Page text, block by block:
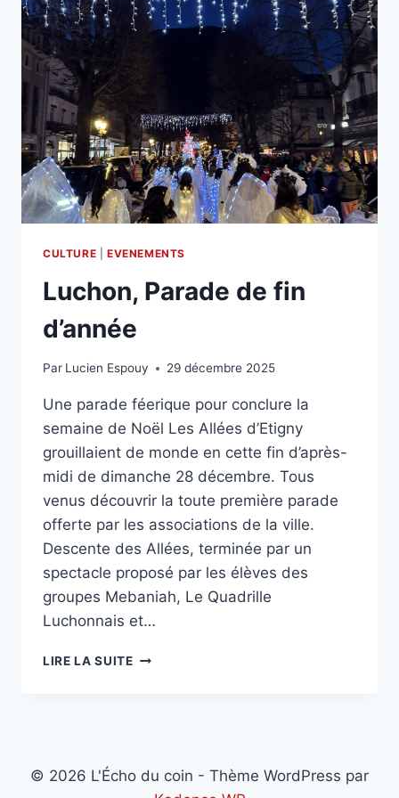
CULTURE EVENEMENTS
Luchon, Parade de fin
d’année
Par Lucien Espouy 29 décembre 2025
Une parade féerique pour conclure la
semaine de Noël Les Allées d’Etigny
grouillaient de monde en cette fin d’après-
midi de dimanche 28 décembre. Tous
venus découvrir la toute première parade
offerte par les associations de la ville.
Descente des Allées, terminée par un
spectacle proposé par les élèves des
groupes Mebaniah, Le Quadrille
Luchonnais et…
LIRE LA SUITELUCHON,
© 2026 L'Écho du coin - Thème WordPress par